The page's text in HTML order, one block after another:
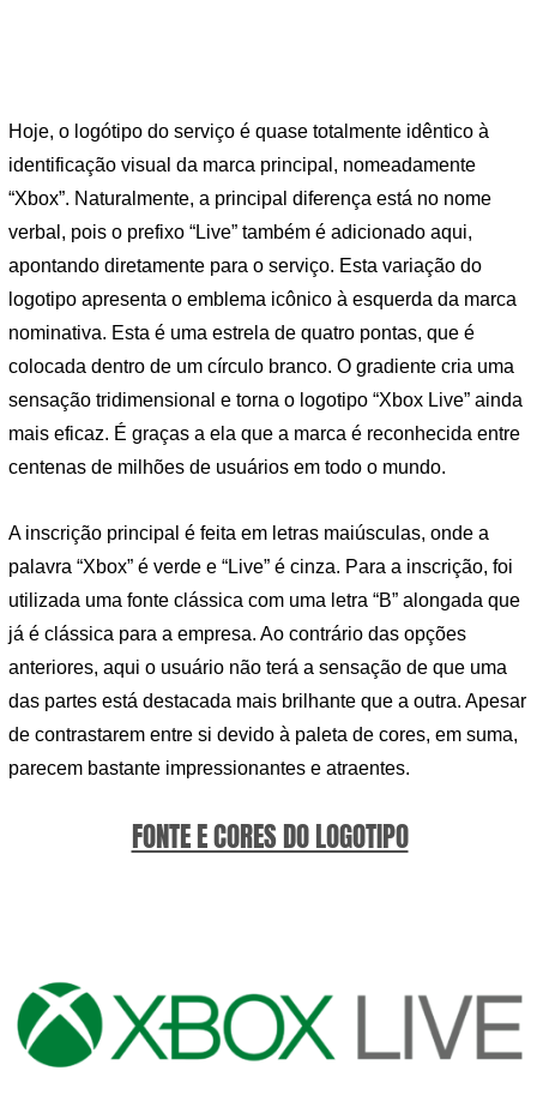
Hoje, o logótipo do serviço é quase totalmente idêntico à
identificação visual da marca principal, nomeadamente
“Xbox”. Naturalmente, a principal diferença está no nome
verbal, pois o prefixo “Live” também é adicionado aqui,
apontando diretamente para o serviço. Esta variação do
logotipo apresenta o emblema icônico à esquerda da marca
nominativa. Esta é uma estrela de quatro pontas, que é
colocada dentro de um círculo branco. O gradiente cria uma
sensação tridimensional e torna o logotipo “Xbox Live” ainda
mais eficaz. É graças a ela que a marca é reconhecida entre
centenas de milhões de usuários em todo o mundo.
A inscrição principal é feita em letras maiúsculas, onde a
palavra “Xbox” é verde e “Live” é cinza. Para a inscrição, foi
utilizada uma fonte clássica com uma letra “B” alongada que
já é clássica para a empresa. Ao contrário das opções
anteriores, aqui o usuário não terá a sensação de que uma
das partes está destacada mais brilhante que a outra. Apesar
de contrastarem entre si devido à paleta de cores, em suma,
parecem bastante impressionantes e atraentes.
FONTE E CORES DO LOGOTIPO